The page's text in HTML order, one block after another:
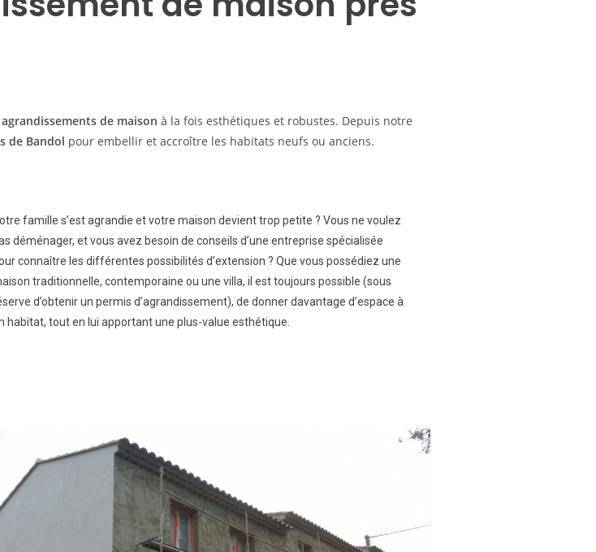
agrandissements de maison à la fois esthétiques et robustes. Depuis notre
de Bandol pour embellir et accroître les habitats neufs ou anciens.
famille s’est agrandie et votre maison devient trop petite ? Vous ne voulez
déménager, et vous avez besoin de conseils d’une entreprise spécialisée
connaître les différentes possibilités d’extension ? Que vous possédiez une
traditionnelle, contemporaine ou une villa, il est toujours possible (sous
d’obtenir un permis d’agrandissement), de donner davantage d’espace à
habitat, tout en lui apportant une plus-value esthétique.